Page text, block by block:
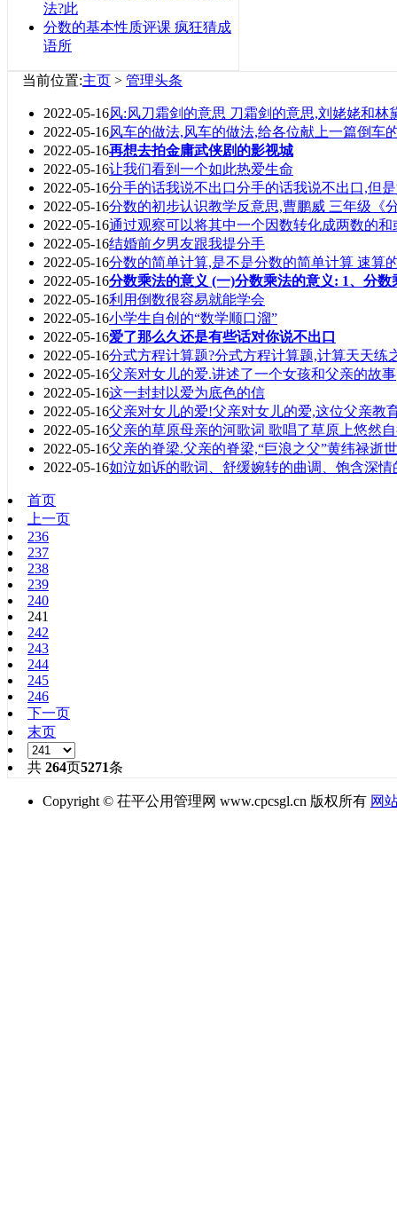
法?此
分数的基本性质评课 疯狂猜成
语所
当前位置:主页 > 管理头条
2022-05-16风:风刀霜剑的意思 刀霜剑的意思,刘姥姥和林
2022-05-16风车的做法,风车的做法,给各位献上一篇倒车
2022-05-16再想去拍金庸武侠剧的影视城
2022-05-16让我们看到一个如此热爱生命
2022-05-16分手的话我说不出口分手的话我说不出口,但
2022-05-16分数的初步认识教学反意思,曹鹏威 三年级《
2022-05-16通过观察可以将其中一个因数转化成两数的和
2022-05-16结婚前夕男友跟我提分手
2022-05-16分数的简单计算,是不是分数的简单计算 速算
2022-05-16分数乘法的意义 (一)分数乘法的意义: 1、分数
2022-05-16利用倒数很容易就能学会
2022-05-16小学生自创的“数学顺口溜”
2022-05-16爱了那么久还是有些话对你说不出口
2022-05-16分式方程计算题?分式方程计算题,计算天天练
2022-05-16父亲对女儿的爱.讲述了一个女孩和父亲的故事
2022-05-16这一封封以爱为底色的信
2022-05-16父亲对女儿的爱!父亲对女儿的爱,这位父亲教
2022-05-16父亲的草原母亲的河歌词 歌唱了草原上悠然
2022-05-16父亲的脊梁.父亲的脊梁,“巨浪之父”黄纬禄逝世
2022-05-16如泣如诉的歌词、舒缓婉转的曲调、饱含深情
首页
上一页
236
237
238
239
240
241
242
243
244
245
246
下一页
末页
共 264页5271条
Copyright © 茌平公用管理网 www.cpcsgl.cn 版权所有 网